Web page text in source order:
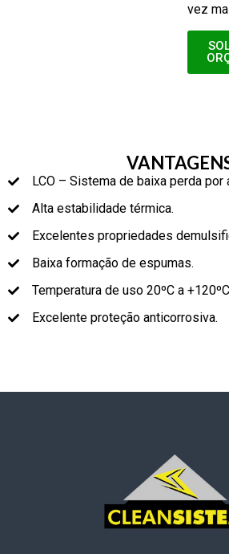
vez
LCO – Sistema de baixa perda por
Alta estabilidade térmica.
Excelentes propriedades
Baixa formação de espumas.
Temperatura de uso 20ºC a
Excelente proteção anticorrosiva.